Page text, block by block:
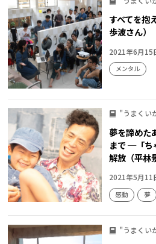
すべてを抱
歩波さん）
2021年6月15
メンタル
"うまくい
夢を諦めた
まで ─「ち
解放（平林
2021年5月11
感動 夢
"うまくい